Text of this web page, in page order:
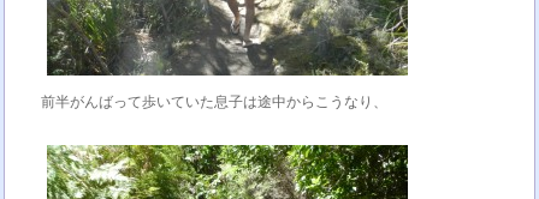
前半がんばって歩いていた息子は途中からこうなり、